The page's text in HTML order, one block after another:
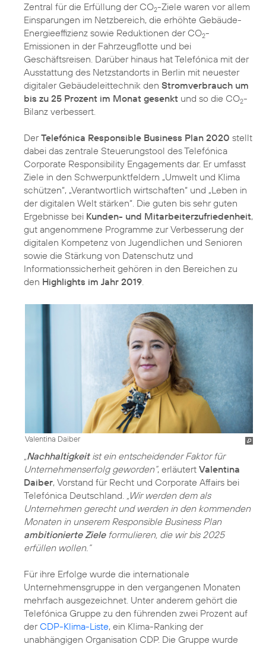
Zentral für die Erfüllung der CO2-Ziele waren vor allem
Einsparungen im Netzbereich, die erhöhte Gebäude-
Energieeffizienz sowie Reduktionen der CO2-
Emissionen in der Fahrzeugflotte und bei
Geschäftsreisen. Darüber hinaus hat Telefónica mit der
Ausstattung des Netzstandorts in Berlin mit neuester
digitaler Gebäudeleittechnik den Stromverbrauch um
bis zu 25 Prozent im Monat gesenkt und so die CO2-
Bilanz verbessert.
DerTelefónica Responsible Business Plan 2020 stellt
dabei das zentrale Steuerungstool des Telefónica
Corporate Responsibility Engagements dar. Er umfasst
Ziele in den Schwerpunktfeldern „Umwelt und Klima
schützen“, „Verantwortlich wirtschaften“ und „Leben in
der digitalen Welt stärken“. Die guten bis sehr guten
Ergebnisse bei Kunden- und Mitarbeiterzufriedenheit,
gut angenommene Programme zur Verbesserung der
digitalen Kompetenz von Jugendlichen und Senioren
sowie die Stärkung von Datenschutz und
Informationssicherheit gehören in den Bereichen zu
den Highlights im Jahr 2019.
Valentina Daiber
Nachhaltigkeitist ein entscheidender Faktor für
Unternehmenserfolg geworden“, erläutert Valentina
Daiber, Vorstand für Recht und Corporate Affairs bei
Telefónica Deutschland.
„Wir werden dem als
Unternehmen gerecht und werden in den kommenden
Monaten in unserem Responsible Business Plan
ambitionierte Zieleformulieren, die wir bis 2025
erfüllen wollen.“
Für ihre Erfolge wurde die internationale
Unternehmensgruppe in den vergangenen Monaten
mehrfach ausgezeichnet. Unter anderem gehört die
Telefónica Gruppe zu den führenden zwei Prozent auf
derCDP-Klima-Liste, ein Klima-Ranking der
unabhängigen Organisation CDP. Die Gruppe wurde